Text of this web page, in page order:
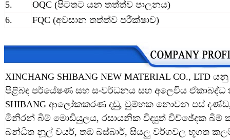
5.
OQC (පිටතට යන තත්ත්ව පාලනය)
6.
FQC (අවසාන තත්ත්ව පරීක්ෂාව)
XINCHANG SHIBANG NEW MATERIAL CO.,
පිළිබඳ පර්යේෂණ සහ සංවර්ධනය සහ අලෙවිය
SHIBANG ආලෝකකරණ දඬු, චුම්භක නොවන පස්
මිනිරන් බිම් මොඩියුලය, රසායනික විද්‍යුත් විච්ඡේදක බිම්
බන්ධිත නූල් වයර්, තඹ බස්බාර්, සියලු වර්ගවල භූගත